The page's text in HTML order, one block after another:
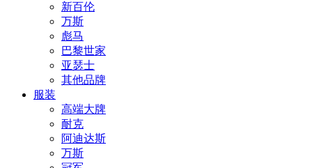
新百伦
万斯
彪马
巴黎世家
亚瑟士
其他品牌
服装
高端大牌
耐克
阿迪达斯
万斯